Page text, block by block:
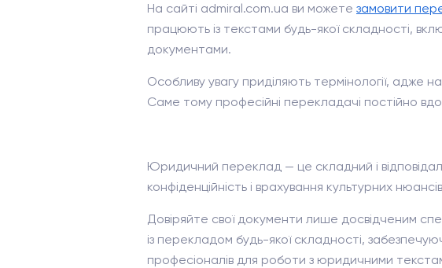
На сайті admiral.com.ua ви можете замовити
працюють із текстами будь-якої складності,
документами.
Особливу увагу приділяють термінології, адже
Саме тому професійні перекладачі постійно
Юридичний переклад — це складний і
конфіденційність і врахування культурних
Довіряйте свої документи лише досвідченим
із перекладом будь-якої складності,
професіоналів для роботи з юридичними